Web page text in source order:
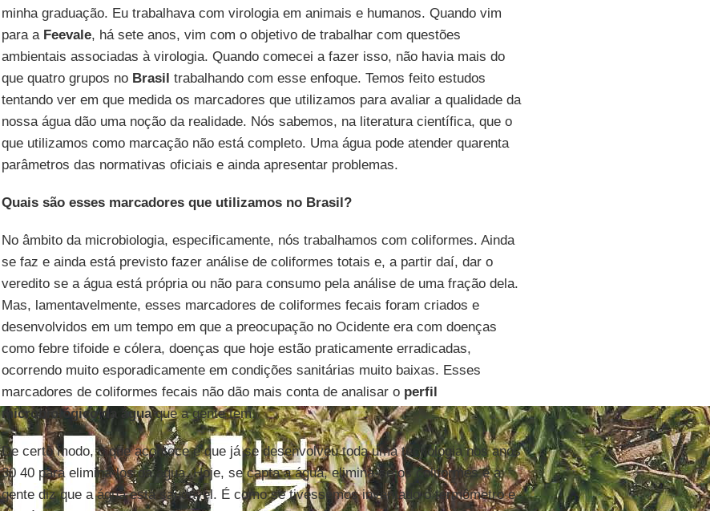
minha graduação. Eu trabalhava com virologia em animais e humanos. Quando vim
para aFeevale, há sete anos, vim com o objetivo de trabalhar com questões
ambientais associadas à virologia. Quando comecei a fazer isso, não havia mais do
que quatro grupos no Brasil trabalhando com esse enfoque. Temos feito estudos
tentando ver em que medida os marcadores que utilizamos para avaliar a qualidade da
nossa água dão uma noção da realidade. Nós sabemos, na literatura científica, que o
que utilizamos como marcação não está completo. Uma água pode atender quarenta
parâmetros das normativas oficiais e ainda apresentar problemas.
Quais são esses marcadores que utilizamos no Brasil?
No âmbito da microbiologia, especificamente, nós trabalhamos com coliformes. Ainda
se faz e ainda está previsto fazer análise de coliformes totais e, a partir daí, dar o
veredito se a água está própria ou não para consumo pela análise de uma fração dela.
Mas, lamentavelmente, esses marcadores de coliformes fecais foram criados e
desenvolvidos em um tempo em que a preocupação no Ocidente era com doenças
como febre tifoide e cólera, doenças que hoje estão praticamente erradicadas,
ocorrendo muito esporadicamente em condições sanitárias muito baixas. Esses
marcadores de coliformes fecais não dão mais conta de analisar o perfil
microbiológico da águaque a gente tem.
De certo modo, o que acontece é que já se desenvolveu toda uma tecnologia nos anos
30 40 para eliminá-los da água. Hoje, se capta a água, elimina-se os coliformes e a
gente diz que a água está saudável. É como se tivéssemos inventado o termômetro e